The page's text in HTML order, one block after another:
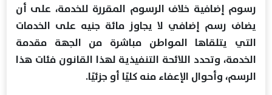
رسوم إضافية خلاف الرسوم المقررة للخدمة، على أن
يضاف رسم إضافي لا يجاوز مائة جنيه على الخدمات
التي يتلقاها المواطن مباشرة من الجهة مقدمة
الخدمة، وتحدد اللائحة التنفيذية لهذا القانون فئات هذا
الرسم، وأحوال الإعفاء منه كليًا أو جزئيًا.